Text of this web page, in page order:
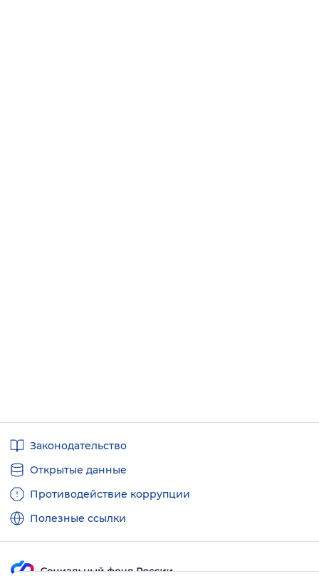
ссылкиЗаконодательство
Открытые данные
Противодействие коррупции
Полезные ссылки